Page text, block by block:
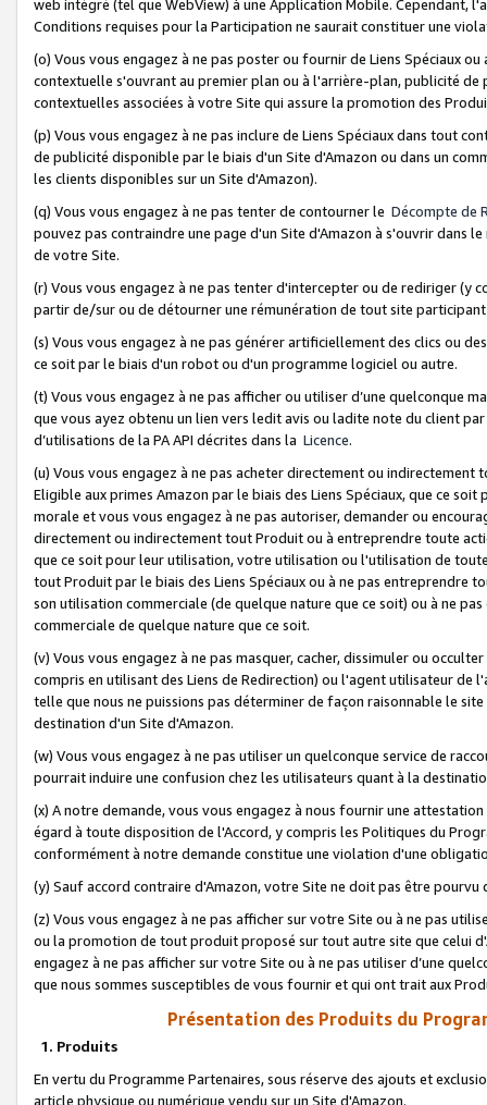
web intégré (tel que WebView) à une Application Mobile. Cependant,
Conditions requises pour la Participation ne saurait constituer une
(o) Vous vous engagez à ne pas poster ou fournir de Liens Spéciaux
contextuelle s'ouvrant au premier plan ou à l'arrière-plan, publicité
contextuelles associées à votre Site qui assure la promotion des
(p) Vous vous engagez à ne pas inclure de Liens Spéciaux dans tout
de publicité disponible par le biais d'un Site d'Amazon ou dans un
les clients disponibles sur un Site d'Amazon).
(q) Vous vous engagez à ne pas tenter de contourner le Décompte de
pouvez pas contraindre une page d'un Site d'Amazon à s'ouvrir dans
de votre Site.
(r) Vous vous engagez à ne pas tenter d'intercepter ou de rediriger
partir de/sur ou de détourner une rémunération de tout site
(s) Vous vous engagez à ne pas générer artificiellement des clics ou
ce soit par le biais d'un robot ou d'un programme logiciel ou autre.
(t) Vous vous engagez à ne pas afficher ou utiliser d’une quelconque
que vous ayez obtenu un lien vers ledit avis ou ladite note du client
d’utilisations de la PA API décrites dans la Licence.
(u) Vous vous engagez à ne pas acheter directement ou
Eligible aux primes Amazon par le biais des Liens Spéciaux, que ce
morale et vous vous engagez à ne pas autoriser, demander ou
directement ou indirectement tout Produit ou à entreprendre toute
que ce soit pour leur utilisation, votre utilisation ou l'utilisation de
tout Produit par le biais des Liens Spéciaux ou à ne pas entreprendre
son utilisation commerciale (de quelque nature que ce soit) ou à ne
commerciale de quelque nature que ce soit.
(v) Vous vous engagez à ne pas masquer, cacher, dissimuler ou
compris en utilisant des Liens de Redirection) ou l'agent utilisateur
telle que nous ne puissions pas déterminer de façon raisonnable le
destination d'un Site d'Amazon.
(w) Vous vous engagez à ne pas utiliser un quelconque service de
pourrait induire une confusion chez les utilisateurs quant à la
(x) A notre demande, vous vous engagez à nous fournir une
égard à toute disposition de l'Accord, y compris les Politiques du
conformément à notre demande constitue une violation d'une
(y) Sauf accord contraire d'Amazon, votre Site ne doit pas être
(z) Vous vous engagez à ne pas afficher sur votre Site ou à ne pas
ou la promotion de tout produit proposé sur tout autre site que celui
engagez à ne pas afficher sur votre Site ou à ne pas utiliser d’une
que nous sommes susceptibles de vous fournir et qui ont trait aux
Présentation des Produits du
1. Produits
En vertu du Programme Partenaires, sous réserve des ajouts et
article physique ou numérique vendu sur un Site d'Amazon.